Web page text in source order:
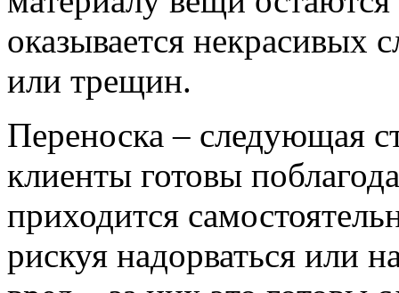
оказывается некрасивых
или трещин.
Переноска – следующая
клиенты готовы
приходится
рискуя надорваться или